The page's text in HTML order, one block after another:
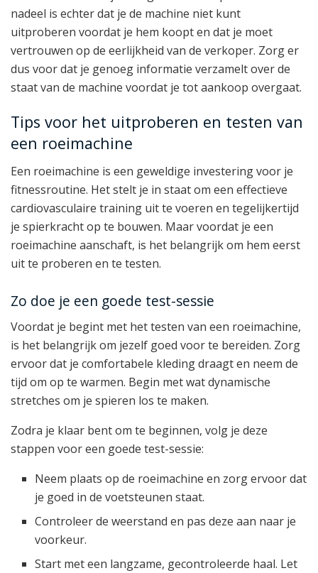
nadeel is echter dat je de machine niet kunt
uitproberen voordat je hem koopt en dat je moet
vertrouwen op de eerlijkheid van de verkoper. Zorg er
dus voor dat je genoeg informatie verzamelt over de
staat van de machine voordat je tot aankoop overgaat.
Tips voor het uitproberen en testen van
een roeimachine
Een roeimachine is een geweldige investering voor je
fitnessroutine. Het stelt je in staat om een effectieve
cardiovasculaire training uit te voeren en tegelijkertijd
je spierkracht op te bouwen. Maar voordat je een
roeimachine aanschaft, is het belangrijk om hem eerst
uit te proberen en te testen.
Zo doe je een goede test-sessie
Voordat je begint met het testen van een roeimachine,
is het belangrijk om jezelf goed voor te bereiden. Zorg
ervoor dat je comfortabele kleding draagt en neem de
tijd om op te warmen. Begin met wat dynamische
stretches om je spieren los te maken.
Zodra je klaar bent om te beginnen, volg je deze
stappen voor een goede test-sessie:
Neem plaats op de roeimachine en zorg ervoor dat
je goed in de voetsteunen staat.
Controleer de weerstand en pas deze aan naar je
voorkeur.
Start met een langzame, gecontroleerde haal. Let